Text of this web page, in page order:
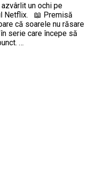
un ochi pe
Netflix. 📖 Premisă
că soarele nu răsare
serie care începe să
…